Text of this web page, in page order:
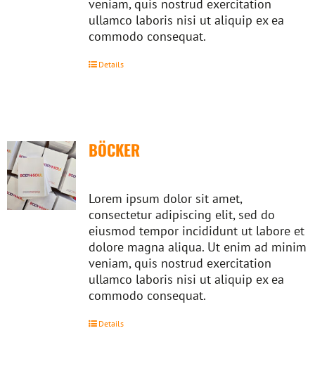
veniam, quis nostrud exercitation
ullamco laboris nisi ut aliquip ex ea
commodo consequat.
Details
BÖCKER
Lorem ipsum dolor sit amet,
consectetur adipiscing elit, sed do
eiusmod tempor incididunt ut labore et
dolore magna aliqua. Ut enim ad minim
veniam, quis nostrud exercitation
ullamco laboris nisi ut aliquip ex ea
commodo consequat.
Details